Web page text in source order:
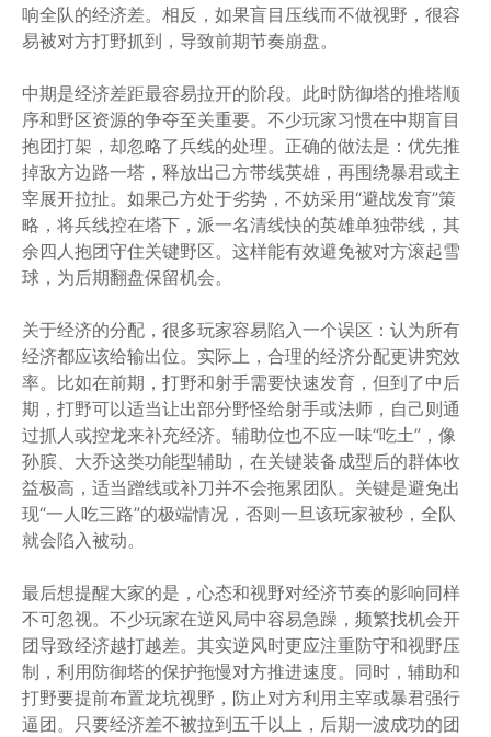
响全队的经济差。相反，如果盲目压线而不做视野，很容
易被对方打野抓到，导致前期节奏崩盘。
中期是经济差距最容易拉开的阶段。此时防御塔的推塔顺
序和野区资源的争夺至关重要。不少玩家习惯在中期盲目
抱团打架，却忽略了兵线的处理。正确的做法是：优先推
掉敌方边路一塔，释放出己方带线英雄，再围绕暴君或主
宰展开拉扯。如果己方处于劣势，不妨采用“避战发育”策
略，将兵线控在塔下，派一名清线快的英雄单独带线，其
余四人抱团守住关键野区。这样能有效避免被对方滚起雪
球，为后期翻盘保留机会。
关于经济的分配，很多玩家容易陷入一个误区：认为所有
经济都应该给输出位。实际上，合理的经济分配更讲究效
率。比如在前期，打野和射手需要快速发育，但到了中后
期，打野可以适当让出部分野怪给射手或法师，自己则通
过抓人或控龙来补充经济。辅助位也不应一味“吃土”，像
孙膑、大乔这类功能型辅助，在关键装备成型后的群体收
益极高，适当蹭线或补刀并不会拖累团队。关键是避免出
现“一人吃三路”的极端情况，否则一旦该玩家被秒，全队
就会陷入被动。
最后想提醒大家的是，心态和视野对经济节奏的影响同样
不可忽视。不少玩家在逆风局中容易急躁，频繁找机会开
团导致经济越打越差。其实逆风时更应注重防守和视野压
制，利用防御塔的保护拖慢对方推进速度。同时，辅助和
打野要提前布置龙坑视野，防止对方利用主宰或暴君强行
逼团。只要经济差不被拉到五千以上，后期一波成功的团